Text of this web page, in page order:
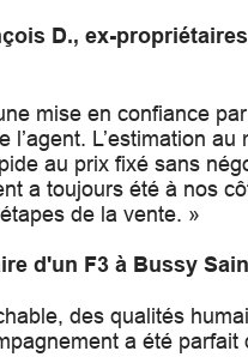
D., ex-
mise en confiance
l’agent. L’estimation au
au prix fixé sans
a toujours été à nos
de la vente. »
d'un F3 à Bussy
des qualités
a été